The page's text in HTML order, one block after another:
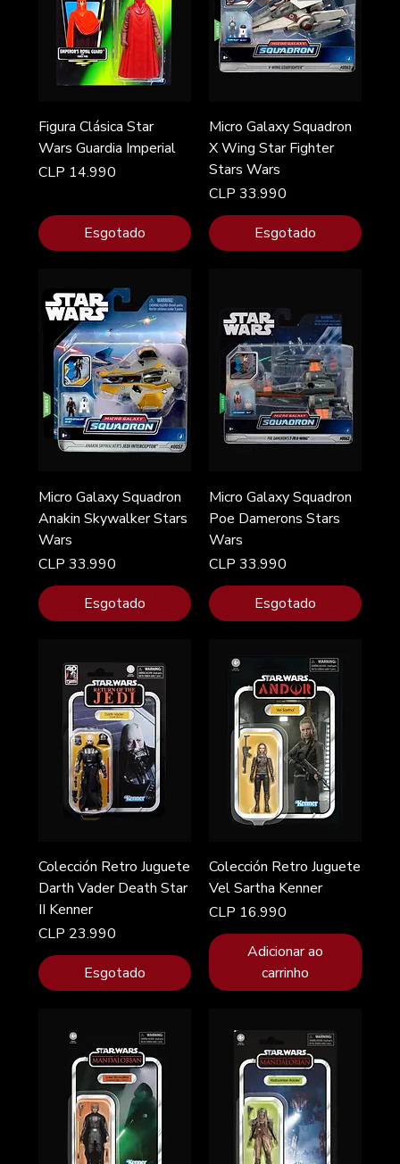
Figura Clásica Star
Wars Guardia Imperial
Preço
CLP 14.990
Esgotado
Micro Galaxy Squadron
X Wing Star Fighter
Stars Wars
Preço
CLP 33.990
Esgotado
Micro Galaxy Squadron
Anakin Skywalker Stars
Wars
Preço
CLP 33.990
Esgotado
Micro Galaxy Squadron
Poe Damerons Stars
Wars
Preço
CLP 33.990
Esgotado
Colección Retro Juguete
Darth Vader Death Star
II Kenner
Preço
CLP 23.990
Esgotado
Colección Retro Juguete
Vel Sartha Kenner
Preço
CLP 16.990
Adicionar ao
carrinho